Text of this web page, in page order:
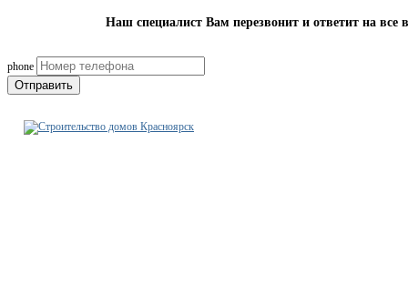
Наш специалист Вам перезвонит и ответит на все
phone
Отправить